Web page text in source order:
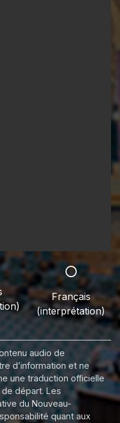
Français
(interprétation)
audio de
d’information et ne
une traduction officielle
départ. Les
du Nouveau-
quant aux